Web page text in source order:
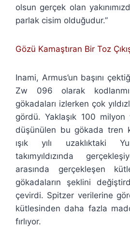
olsun gerçek olan
parlak cisim olduğudur.”
Gözü Kamaştıran Bir Toz
Inami, Armus’un başını
Zw 096 olarak
gökadaları izlerken çok
gördü. Yaklaşık 100 milyon
düşünülen bu gökada tren
ışık yılı uzaklıktaki
takımyıldızında
arasında gerçekleşen
gökadaların şeklini
çevirdi. Spitzer verilerine
kütlesinden daha fazla
fırlıyor.